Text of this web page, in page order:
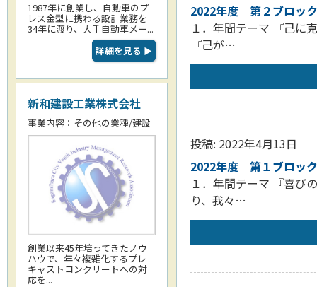
1987年に創業し、自動車のプ
レス金型に携わる設計業務を
34年に渡り、大手自動車メー...
詳細を見る ▶
新和建設工業株式会社
事業内容：その他の業種/建設
創業以来45年培ってきたノウ
ハウで、年々複雑化するプレ
キャストコンクリートへの対
応を...
2022年度 第２ブロッ
１．年間テーマ 『己
『己が…
投稿: 2022年4月13日
2022年度 第１ブロッ
１．年間テーマ 『喜び
り、我々…